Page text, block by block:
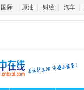
国际 原油 财经 汽车